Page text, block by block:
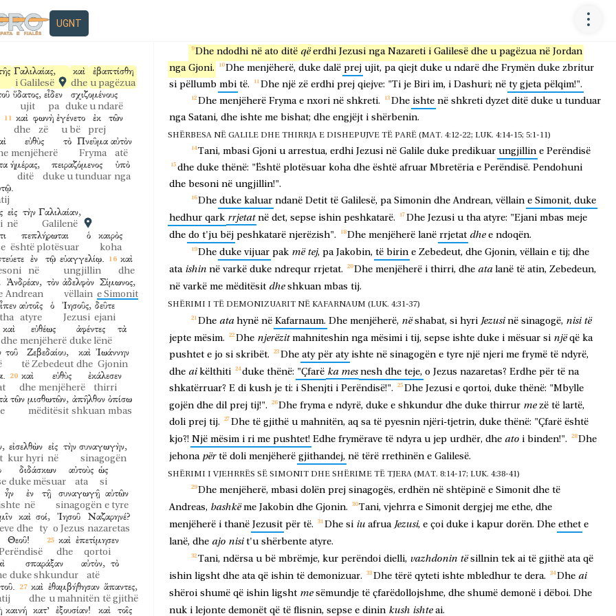
UGNT
për të zgjidhur
ὑμᾶς
ju
ἐν
në
Πνεύματι
Frymë
Γαλιλαίας,
i Galilesë
καὶ
dhe
ἐβαπτίσθη
u pagëzua
ὕδατος,
ujit
εἶδεν
pa
σχιζομένους
duke u ndarë
καὶ
dhe
φωνὴ
zë
ἐγένετο
u bë
ἐκ
prej
τῶν
εὐθὺς
menjëherë
τὸ Πνεῦμα
Fryma
αὐτὸν
atë
ἡμέρας,
ditë
πειραζόμενος
duke u tunduar
ὑπὸ
nga
εἰς
në
τὴν Γαλιλαίαν,
Galilenë
πεπλήρωται
është plotësuar
ὁ καιρὸς
koha
ἐν
në
τῷ εὐαγγελίῳ.
ungjillin
καὶ
dhe
Ἀνδρέαν,
Andrean
τὸν ἀδελφὸν
vëllain
Σίμωνος,
e Simonit
tha
αὐτοῖς
atyre
ὁ Ἰησοῦς,
Jezusi
δεῦτε
ejani
καὶ
dhe
εὐθέως
menjëherë
ἀφέντες
duke lënë
τὰ
τοῦ Ζεβεδαίου,
të Zebedeut
καὶ
dhe
Ἰωάννην
Gjonin
καὶ
dhe
εὐθὺς
menjëherë
ἐκάλεσεν
thirri
τῶν μισθωτῶν,
mëditësit
ἀπῆλθον
shkuan
ὀπίσω
mbas
εἰσελθὼν
kur hyri
εἰς
në
τὴν συναγωγὴν,
sinagogën
διδάσκων
duke mësuar
αὐτοὺς
ata
ὡς
si
ἦν ἐν
në
τῇ συναγωγῇ
sinagogën
αὐτῶν
e tyre
καὶ
dhe
σοί,
ty
Ἰησοῦ
o Jezus
Ναζαρηνέ?
nazaretas
Θεοῦ! καὶ
dhe
ἐπετίμησεν
qortoi
σπαράξαν
duke shkundur
αὐτὸν,
atë
τὸ
καὶ
dhe
ἐθαμβήθησαν
u mahnitën
ἅπαντες,
të gjithë
καινή κατ’ ἐξουσίαν! καὶ τοῖς
Dhe ndodhi në ato ditë që erdhi Jezusi nga Nazareti i Galilesë dhe u pagëzua në Jordan
nga Gjoni. Dhe menjëherë, duke dalë prej ujit, pa qiejt duke u ndarë dhe Frymën duke zbritur
si pëllumb mbi të. Dhe një zë erdhi prej qiejve: "Ti je Biri im, i Dashuri; në ty gjeta pëlqim!".
Dhe menjëherë Fryma e nxori në shkreti. Dhe ishte në shkreti dyzet ditë duke u tunduar
nga Satani, dhe ishte me bishat; dhe engjëjt i shërbenin.
SHËRBESA NË GALILE DHE THIRRJA E DISHEPUJVE TË PARË (MAT. 4:12-22; LUK. 4:14-15; 5:1-11)
Tani, mbasi Gjoni u arrestua, erdhi Jezusi në Galile duke predikuar ungjillin e Perëndisë
dhe duke thënë: "Është plotësuar koha dhe është afruar Mbretëria e Perëndisë. Pendohuni
dhe besoni në ungjillin!".
Dhe duke kaluar ndanë Detit të Galilesë, pa Simonin dhe Andrean, vëllain e Simonit, duke
hedhur qark rrjetat në det, sepse ishin peshkatarë. Dhe Jezusi u tha atyre: "Ejani mbas meje
dhe do t'ju bëj peshkatarë njerëzish". Dhe menjëherë lanë rrjetat dhe e ndoqën.
Dhe duke vijuar pak më tej, pa Jakobin, të birin e Zebedeut, dhe Gjonin, vëllain e tij; dhe
ata ishin në varkë duke ndrequr rrjetat. Dhe menjëherë i thirri, dhe ata lanë të atin, Zebedeun,
në varkë me mëditësit dhe shkuan mbas tij.
SHËRIMI I TË DEMONIZUARIT NË KAFARNAUM (LUK. 4:31-37)
Dhe ata hynë në Kafarnaum. Dhe menjëherë, në shabat, si hyri Jezusi në sinagogë, nisi të
jepte mësim. Dhe njerëzit mahniteshin nga mësimi i tij, sepse ishte duke i mësuar si një që ka
pushtet e jo si skribët. Dhe aty për aty ishte në sinagogën e tyre një njeri me frymë të ndyrë,
dhe ai këlthiti duke thënë: "Çfarë ka mes nesh dhe teje, o Jezus nazaretas? Erdhe për të na
shkatërruar? E di kush je ti: i Shenjti i Perëndisë!". Dhe Jezusi e qortoi, duke thënë: "Mbylle
gojën dhe dil prej tij!". Dhe fryma e ndyrë, duke e shkundur dhe duke thirrur me zë të lartë,
doli prej tij. Dhe të gjithë u mahnitën, aq sa të pyesnin njëri-tjetrin, duke thënë: "Çfarë është
kjo?! Një mësim i ri me pushtet! Edhe frymërave të ndyra u jep urdhër, dhe ato i binden!".
Dhe
jehona për të doli menjëherë gjithandej, në tërë rrethinën e Galilesë.
SHËRIMI I VJEHRRËS SË SIMONIT DHE SHËRIME TË TJERA (MAT. 8:14-17; LUK. 4:38-41)
Dhe menjëherë, mbasi dolën prej sinagogës, erdhën në shtëpinë e Simonit dhe të
Andreas, bashkë me Jakobin dhe Gjonin. Tani, vjehrra e Simonit dergjej me ethe, dhe
menjëherë i thanë Jezusit për të. Dhe si iu afrua Jezusi, e çoi duke i kapur dorën. Dhe ethet e
lanë, dhe ajo nisi t'u shërbente atyre.
Tani, ndërsa u bë mbrëmje, kur perëndoi dielli, vazhdonin të sillnin tek ai të gjithë ata që
ishin ligsht dhe ata që ishin të demonizuar. Dhe tërë qyteti ishte mbledhur te dera. Dhe ai
shëroi shumë që ishin ligsht me sëmundje të çfarëdollojshme, dhe shumë demonë i dëboi. Dhe
nuk i lejonte demonët që të flisnin, sepse e dinin kush ishte ai.